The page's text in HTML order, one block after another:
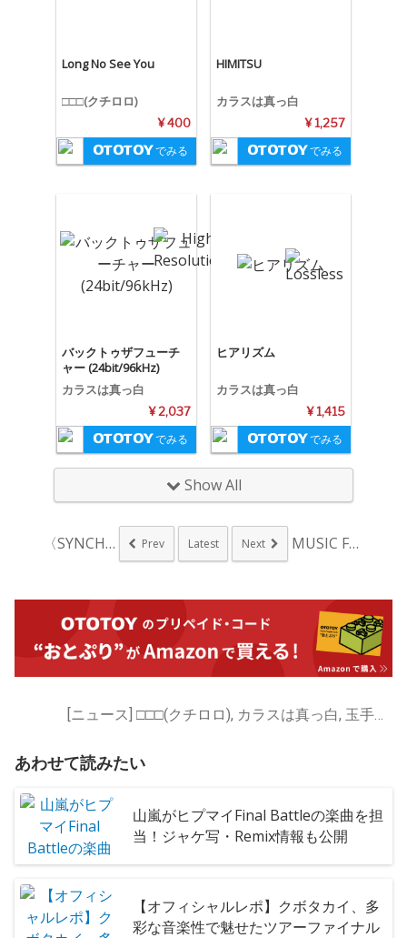
Long No See You
□□□(クチロロ)
¥ 400
でみる
HIMITSU
カラスは真っ白
¥ 1,257
でみる
バックトゥザフューチ
ャー (24bit/96kHz)
カラスは真っ白
¥ 2,037
でみる
ヒアリズム
カラスは真っ白
¥ 1,415
でみる
Show All
〈SYNCHRONI... Prev Latest Next MUSIC FROM...
[ニュース] □□□(クチロロ), カラスは真っ白, 玉手初美
あわせて読みたい
山嵐がヒプマイFinal Battleの楽曲を担
当！ジャケ写・Remix情報も公開
【オフィシャルレポ】クボタカイ、多
彩な音楽性で魅せたツアーファイナル